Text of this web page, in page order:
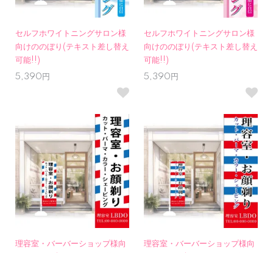
セルフホワイトニングサロン様
向けののぼり(テキスト差し替え
可能!!)
5,390円
セルフホワイトニングサロン様
向けののぼり(テキスト差し替え
可能!!)
5,390円
理容室・バーバーショップ様向
理容室・バーバーショップ様向